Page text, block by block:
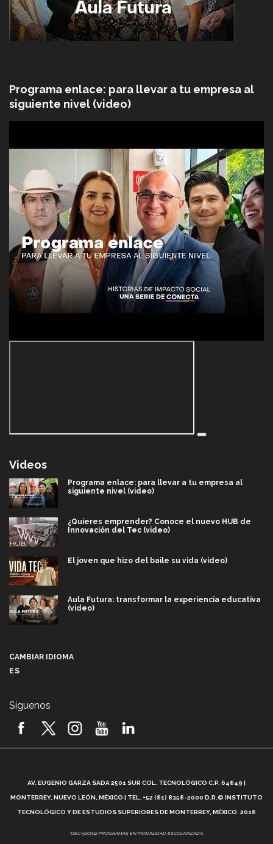
Programa enlace: para llevar a tu empresa al
siguiente nivel (video)
Videos
Programa enlace: para llevar a tu empresa al
siguiente nivel (video)
¿Quieres emprender? Conoce el nuevo HUB de
Innovación del Tec (video)
El joven que hizo del baile su vida (video)
Aula Futura: transformar la experiencia educativa
(video)
2026! (video)
¿Cómo es el Modelo Educativo Tec? (video)
Vida Tec: Feminismo e Inteligencia Artificial, Paola
CAMBIAR IDIOMA
ES
Síguenos
AV. EUGENIO GARZA SADA 2501 SUR COL. TECNOLÓGICO C.P. 64849 |
MONTERREY, NUEVO LEÓN, MÉXICO | TEL. +52 (81) 8358-2000 D.R.© INSTITUTO
TECNOLÓGICO Y DE ESTUDIOS SUPERIORES DE MONTERREY, MÉXICO. 2018
*DEC-520912 PROGRAMAS EN MODALIDAD ESCOLARIZADA.